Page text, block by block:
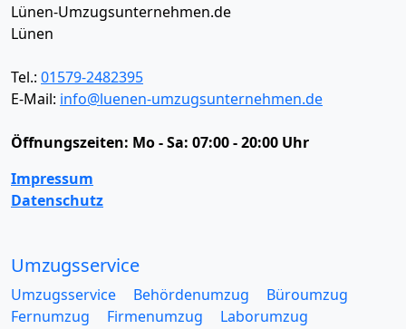
Lünen-Umzugsunternehmen.de
Lünen
Tel.: 01579-2482395
E-Mail: info@luenen-umzugsunternehmen.de
Öffnungszeiten: Mo - Sa: 07:00 - 20:00 Uhr
Impressum
Datenschutz
Umzugsservice
Umzugsservice Behördenumzug
Büroumzug
Fernumzug
Firmenumzug
Laborumzug